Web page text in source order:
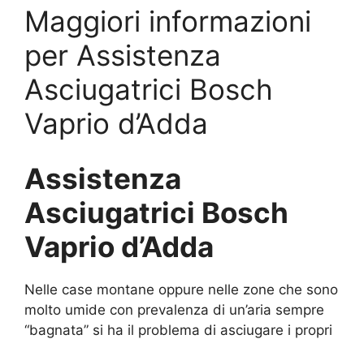
Maggiori informazioni
per Assistenza
Asciugatrici Bosch
Vaprio d’Adda
Assistenza
Asciugatrici Bosch
Vaprio d’Adda
Nelle case montane oppure nelle zone che sono
molto umide con prevalenza di un’aria sempre
“bagnata” si ha il problema di asciugare i propri